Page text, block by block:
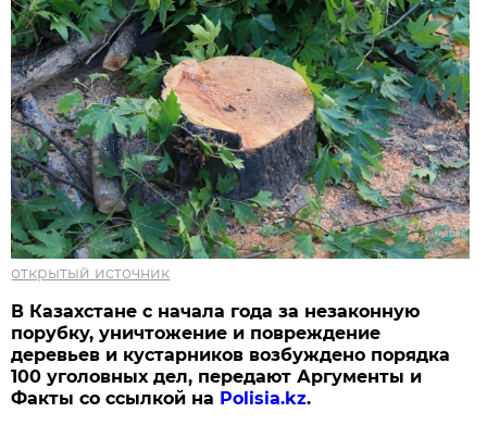
открытый источник
В Казахстане с начала года за незаконную
порубку, уничтожение и повреждение
деревьев и кустарников возбуждено порядка
100 уголовных дел, передают Аргументы и
Факты со ссылкой на Polisia.kz.